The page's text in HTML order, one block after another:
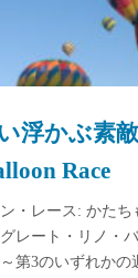
浮かぶ素
Race
・レース: かた
レート・リノ・
第3のいずれかの